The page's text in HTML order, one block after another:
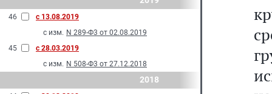
46
с 13.08.2019
с изм. N 289-Ф3 от 02.08.2019
45
с 28.03.2019
с изм. N 508-Ф3 от 27.12.2018
2018